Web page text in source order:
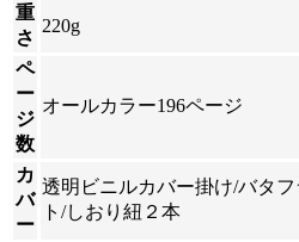
重
さ
220g
ペ
ー
ジ
数
オールカラー196ページ
カ
バ
ー
透明ビニルカバー掛け/バタ
ト/しおり紐２本